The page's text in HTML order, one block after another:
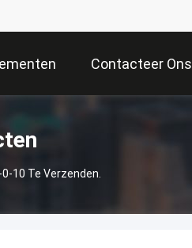
Contacteer Ons
10 Te Verzenden.